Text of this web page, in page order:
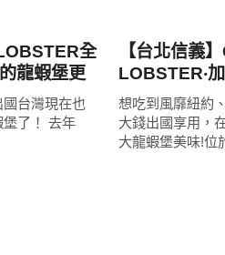
全
龍蝦堡更
台灣現在也
了！ 去年
【台北信義
LOBSTER‧
巴三明治!免
龍蝦堡美味!
想吃到風靡紐約
大錢出國享用，
大龍蝦堡美味!位